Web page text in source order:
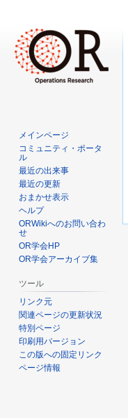
メインページ
コミュニティ・ポータ
ル
最近の出来事
最近の更新
おまかせ表示
ヘルプ
ORWikiへのお問い合わ
せ
OR学会HP
OR学会アーカイブ集
ツール
リンク元
関連ページの更新状況
特別ページ
印刷用バージョン
この版への固定リンク
ページ情報